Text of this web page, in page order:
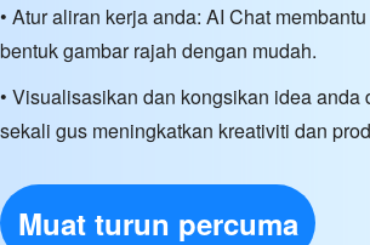
• Atur aliran kerja anda: AI Chat
bentuk gambar rajah dengan mudah.
• Visualisasikan dan kongsikan idea anda
sekali gus meningkatkan kreativiti dan
Muat turun percuma